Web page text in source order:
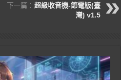
下一篇： 超級收音機-節電版(臺
灣) v1.5